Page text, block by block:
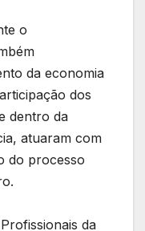
o
da economia
dos
dentro da
atuaram com
do processo
da